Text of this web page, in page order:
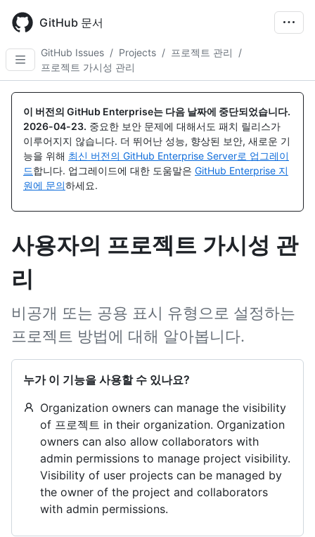
main
content
GitHub 문서
GitHub Issues / Projects / 프로젝트 관리
/
프로젝트 가시성 관리
이 버전의 GitHub Enterprise는 다음 날짜에 중단되었습니다.
2026-04-23. 중요한 보안 문제에 대해서도 패치 릴리스가
이루어지지 않습니다. 더 뛰어난 성능, 향상된 보안, 새로운 기
능을 위해 최신 버전의 GitHub Enterprise Server로 업그레이
드합니다. 업그레이드에 대한 도움말은 GitHub Enterprise 지
원에 문의하세요.
사용자의 프로젝트 가시성 관
리
비공개 또는 공용 표시 유형으로 설정하는
프로젝트 방법에 대해 알아봅니다.
누가 이 기능을 사용할 수 있나요?
Organization owners can manage the visibility
of 프로젝트 in their organization. Organization
owners can also allow collaborators with
admin permissions to manage project visibility.
Visibility of user projects can be managed by
the owner of the project and collaborators
with admin permissions.